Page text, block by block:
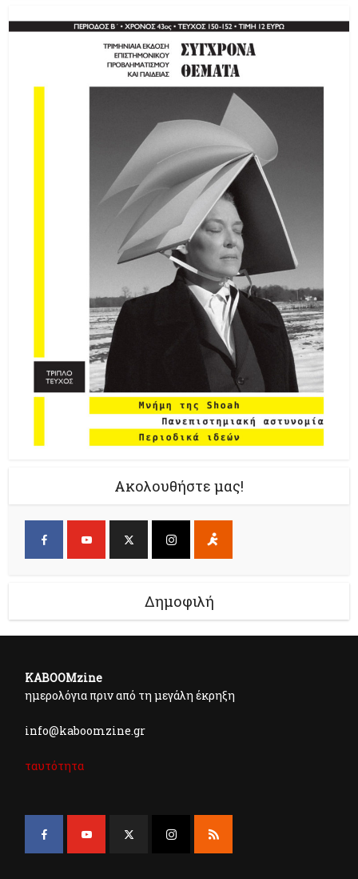
Ακολουθήστε μας!
Δημοφιλή
KABOOMzine
ημερολόγια πριν από τη μεγάλη έκρηξη
info@kaboomzine.gr
ταυτότητα